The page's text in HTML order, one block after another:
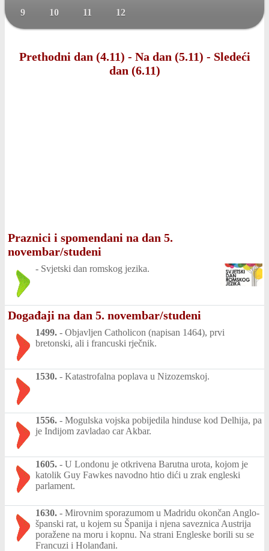
9 10 11 12
Prethodni dan (4.11) - Na dan (5.11) - Sledeći
dan (6.11)
Praznici i spomendani na dan 5.
novembar/studeni
- Svjetski dan romskog jezika.
Događaji na dan 5. novembar/studeni
1499. - Objavljen Catholicon (napisan 1464), prvi
bretonski, ali i francuski rječnik.
1530. - Katastrofalna poplava u Nizozemskoj.
1556. - Mogulska vojska pobijedila hinduse kod Delhija, pa
je Indijom zavladao car Akbar.
1605. - U Londonu je otkrivena Barutna urota, kojom je
katolik Guy Fawkes navodno htio dići u zrak engleski
parlament.
1630. - Mirovnim sporazumom u Madridu okončan Anglo-
španski rat, u kojem su Španija i njena saveznica Austrija
poražene na moru i kopnu. Na strani Engleske borili su se
Francuzi i Holanđani.